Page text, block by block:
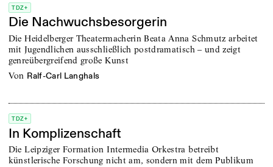
TDZ+
Die Nachwuchsbesorgerin
Die Heidelberger Theatermacherin Beata Anna Schmutz arbeitet
mit Jugendlichen ausschließlich postdramatisch – und zeigt
genreübergreifend große Kunst
von Ralf-Carl Langhals
TDZ+
In Komplizenschaft
Die Leipziger Formation Intermedia Orkestra betreibt
künstlerische Forschung nicht am, sondern mit dem Publikum